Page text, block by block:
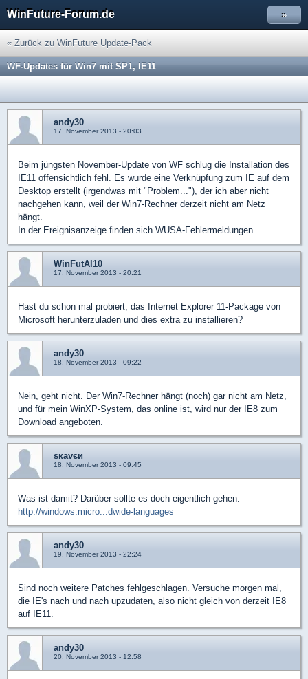
WinFuture-Forum.de »
« Zurück zu WinFuture Update-Pack
WF-Updates für Win7 mit SP1, IE11
andy30
17. November 2013 - 20:03
Beim jüngsten November-Update von WF schlug die Installation des
IE11 offensichtlich fehl. Es wurde eine Verknüpfung zum IE auf dem
Desktop erstellt (irgendwas mit "Problem..."), der ich aber nicht
nachgehen kann, weil der Win7-Rechner derzeit nicht am Netz
hängt.
In der Ereignisanzeige finden sich WUSA-Fehlermeldungen.
WinFutAl10
17. November 2013 - 20:21
Hast du schon mal probiert, das Internet Explorer 11-Package von
Microsoft herunterzuladen und dies extra zu installieren?
andy30
18. November 2013 - 09:22
Nein, geht nicht. Der Win7-Rechner hängt (noch) gar nicht am Netz,
und für mein WinXP-System, das online ist, wird nur der IE8 zum
Download angeboten.
sкavєи
18. November 2013 - 09:45
Was ist damit? Darüber sollte es doch eigentlich gehen.
http://windows.micro...dwide-languages
andy30
19. November 2013 - 22:24
Sind noch weitere Patches fehlgeschlagen. Versuche morgen mal,
die IE's nach und nach upzudaten, also nicht gleich von derzeit IE8
auf IE11.
andy30
20. November 2013 - 12:58